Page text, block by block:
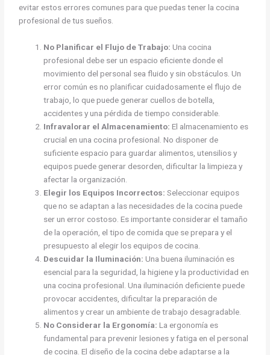
evitar estos errores comunes para que puedas tener la cocina
profesional de tus sueños.
No Planificar el Flujo de Trabajo: Una cocina
profesional debe ser un espacio eficiente donde el
movimiento del personal sea fluido y sin obstáculos. Un
error común es no planificar cuidadosamente el flujo de
trabajo, lo que puede generar cuellos de botella,
accidentes y una pérdida de tiempo considerable.
Infravalorar el Almacenamiento: El almacenamiento es
crucial en una cocina profesional. No disponer de
suficiente espacio para guardar alimentos, utensilios y
equipos puede generar desorden, dificultar la limpieza y
afectar la organización.
Elegir los Equipos Incorrectos: Seleccionar equipos
que no se adaptan a las necesidades de la cocina puede
ser un error costoso. Es importante considerar el tamaño
de la operación, el tipo de comida que se prepara y el
presupuesto al elegir los equipos de cocina.
Descuidar la Iluminación: Una buena iluminación es
esencial para la seguridad, la higiene y la productividad en
una cocina profesional. Una iluminación deficiente puede
provocar accidentes, dificultar la preparación de
alimentos y crear un ambiente de trabajo desagradable.
No Considerar la Ergonomía: La ergonomía es
fundamental para prevenir lesiones y fatiga en el personal
de cocina. El diseño de la cocina debe adaptarse a la